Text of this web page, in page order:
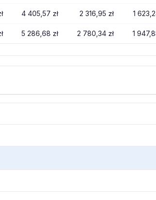
4 405,57 zł 2 316,95 zł 1
5 286,68 zł 2 780,34 zł 1